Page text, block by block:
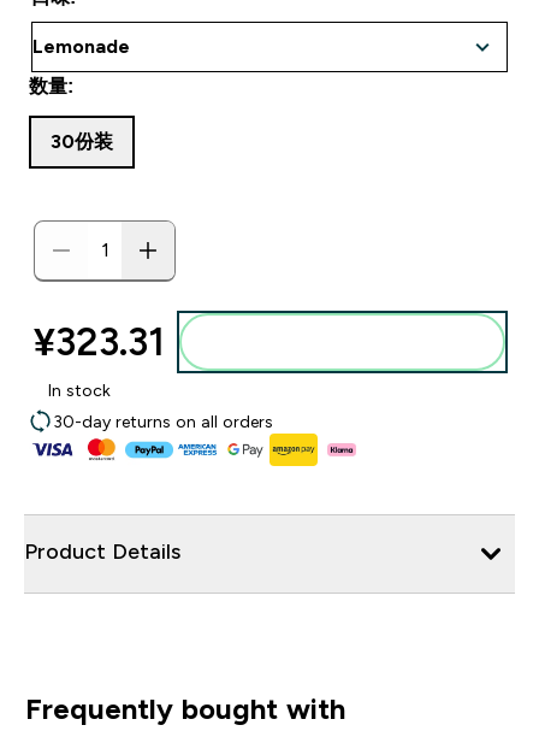
数量:
30份装
¥323.31‎
In stock
30-day returns on all orders
Product Details
Frequently bought with